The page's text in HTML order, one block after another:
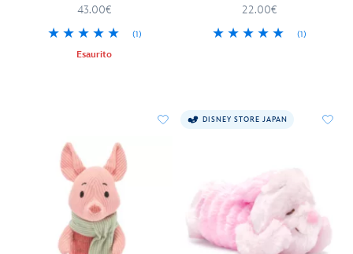
43.00€
(1)
Esaurito
22.00€
(1)
DISNEY STORE JAPAN